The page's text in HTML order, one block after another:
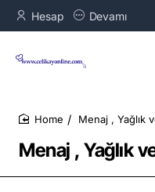
Hesap Devamı
Menaj , Yağlık
Menaj , Yağlık